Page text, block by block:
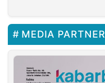
MEDIA PARTNER